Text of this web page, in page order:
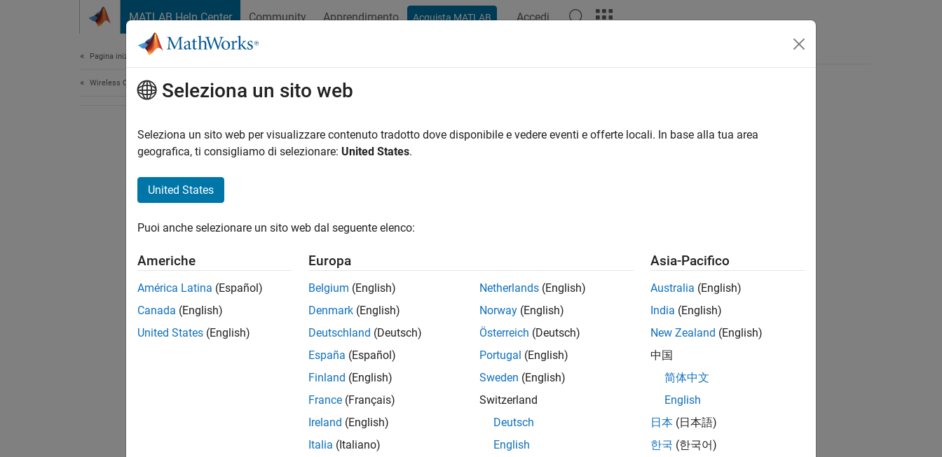
MATLAB Help Center Community Apprendimento Acquista MATLAB Accedi
Pagina iniziale della documentazione
Wireless Communications
How useful was this information?
Seleziona un sito web
Seleziona un sito web per visualizzare contenuto tradotto dove disponibile e vedere eventi e offerte locali. In base alla tua area
geografica, ti consigliamo di selezionare: United States.
United States
Puoi anche selezionare un sito web dal seguente elenco:
Americhe
América Latina (Español)
Canada (English)
United States (English)
Europa
Belgium (English)
Denmark (English)
Deutschland (Deutsch)
España (Español)
Finland (English)
France (Français)
Ireland (English)
Italia (Italiano)
Netherlands (English)
Norway (English)
Österreich (Deutsch)
Portugal (English)
Sweden (English)
Switzerland
Deutsch
English
Asia-Pacifico
Australia (English)
India (English)
New Zealand (English)
中国
简体中文
English
日本 (日本語)
한국 (한국어)